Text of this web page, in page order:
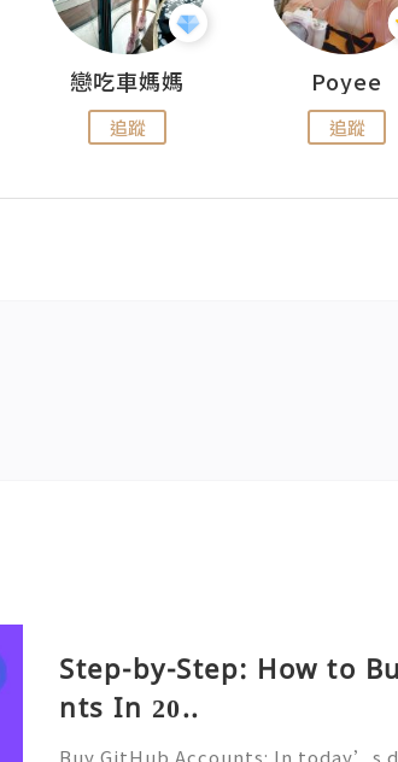
戀吃車媽媽
追蹤
Poyee
追蹤
Step-by-Step: How to
nts In 20..
Buy GitHub Accounts: In today’s